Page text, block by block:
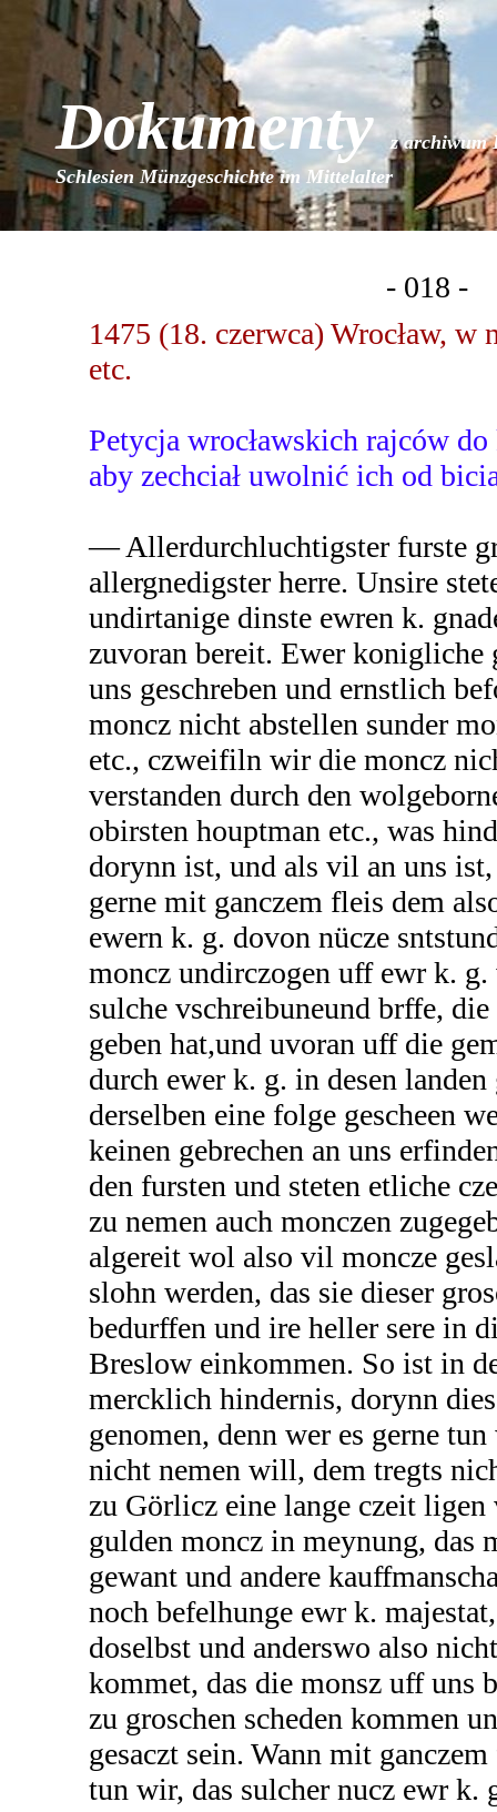
Dokumentyz archiwum
Schlesien Münzgeschichte im Mittelalter
- 018 -
1475 (18. czerwca) Wrocław, w
etc.
Petycja wrocławskich rajców
aby zechciał uwolnić ich od
— Allerdurchluchtigster furste
allergnedigster herre. Unsire
undirtanige dinste ewren k.
zuvoran bereit. Ewer konigliche
uns geschreben und ernstlich
moncz nicht abstellen sunder
etc., czweifiln wir die moncz
verstanden durch den
obirsten houptman etc., was
dorynn ist, und als vil an uns
gerne mit ganczem fleis dem
ewern k. g. dovon nücze
moncz undirczogen uff ewr k.
sulche vschreibuneund brffe,
geben hat,und uvoran uff die
durch ewer k. g. in desen landen
derselben eine folge gescheen
keinen gebrechen an uns
den fursten und steten etliche
zu nemen auch monczen
algereit wol also vil moncze
slohn werden, das sie dieser
bedurffen und ire heller sere in
Breslow einkommen. So ist in
mercklich hindernis, dorynn
genomen, denn wer es gerne
nicht nemen will, dem tregts
zu Görlicz eine lange czeit
gulden moncz in meynung, das
gewant und andere
noch befelhunge ewr k.
doselbst und anderswo also
kommet, das die monsz uff uns
zu groschen scheden kommen
gesaczt sein. Wann mit
tun wir, das sulcher nucz ewr k.